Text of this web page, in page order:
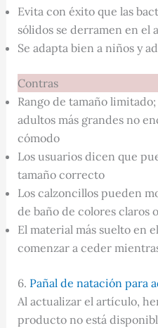
Evita con éxito que las
sólidos se derramen en el
Se adapta bien a niños y
Contras
Rango de tamaño
adultos más grandes no
cómodo
Los usuarios dicen que
tamaño correcto
Los calzoncillos pueden
de baño de colores claros
El material más suelto en
comenzar a ceder
6. Pañal de natación para
Al actualizar el artículo,
producto no está